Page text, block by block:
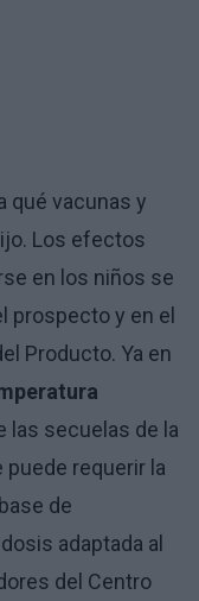
qué vacunas y
Los efectos
en los niños se
prospecto y en el
Producto. Ya en
las secuelas de la
puede requerir la
de
adaptada al
del Centro